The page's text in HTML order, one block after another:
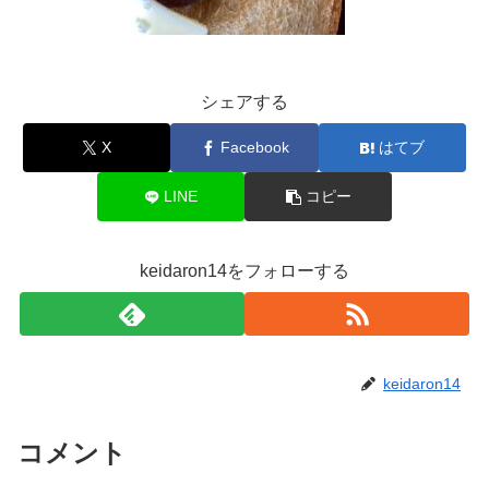
シェアする
X Facebook はてブ
LINE コピー
keidaron14をフォローする
keidaron14
コメント